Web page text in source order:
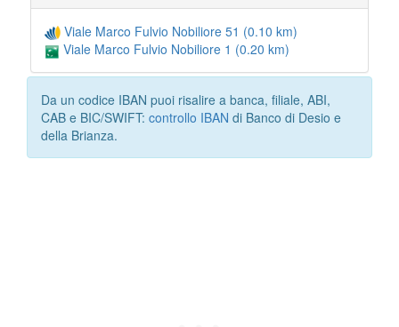
Viale Marco Fulvio Nobiliore 51 (0.10 km)
Viale Marco Fulvio Nobiliore 1 (0.20 km)
Da un codice IBAN puoi risalire a banca, filiale, ABI,
CAB e BIC/SWIFT: controllo IBAN di Banco di Desio e
della Brianza.